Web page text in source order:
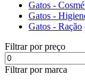
Gatos -
Gatos -
Gatos - Ração
Filtrar por preço
Filtrar por marca